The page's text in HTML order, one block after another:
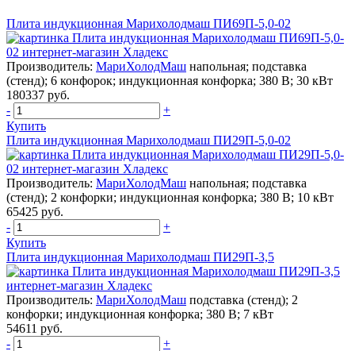
Плита индукционная Марихолодмаш ПИ69П-5,0-02
Производитель: МариХолодМаш напольная; подставка
(стенд); 6 конфорок; индукционная конфорка; 380 В; 30 кВт
180337 руб.
-
+
Купить
Плита индукционная Марихолодмаш ПИ29П-5,0-02
Производитель: МариХолодМаш напольная; подставка
(стенд); 2 конфорки; индукционная конфорка; 380 В; 10 кВт
65425 руб.
-
+
Купить
Плита индукционная Марихолодмаш ПИ29П-3,5
Производитель: МариХолодМаш подставка (стенд); 2
конфорки; индукционная конфорка; 380 В; 7 кВт
54611 руб.
-
+